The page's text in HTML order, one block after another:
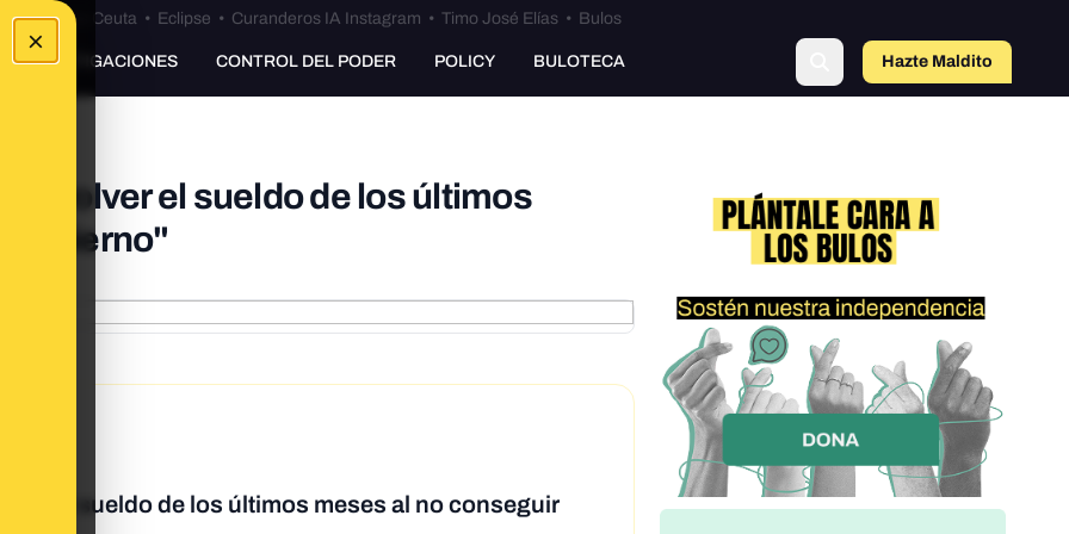
×
•Bulos Ceuta • Eclipse • Curanderos IA Instagram • Timo José Elías • Bulos
INVESTIGACIONES CONTROL DEL PODER POLICY BULOTECA Hazte Maldito
devolver el sueldo de los últimos
Gobierno"
el sueldo de los últimos meses al no conseguir